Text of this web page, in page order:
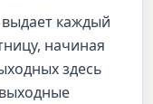
каждый
начиная
здесь